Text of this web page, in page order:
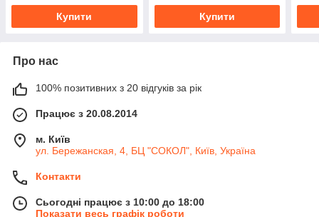
Купити Купити
Про нас
100% позитивних з 20 відгуків за рік
Працює з 20.08.2014
м. Київ
ул. Бережанская, 4, БЦ "СОКОЛ", Київ, Україна
Контакти
Сьогодні працює з 10:00 до 18:00
Показати весь графік роботи